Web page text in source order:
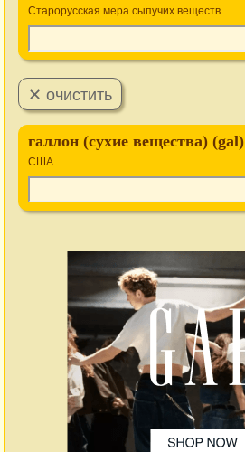
Старорусская мера сыпучих веществ
галлон (сухие вещества) (gal)
США